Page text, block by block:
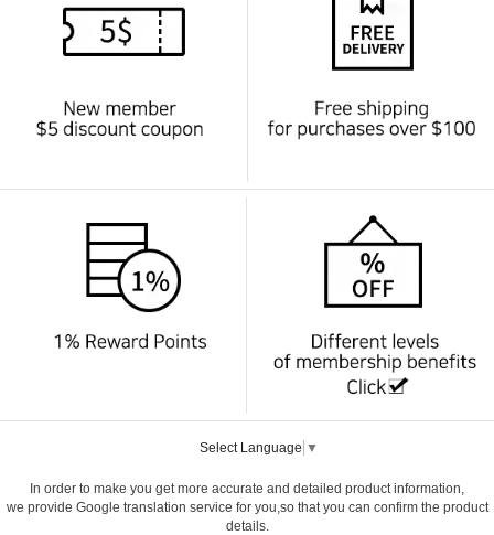
Select Language ▼
In order to make you get more accurate and detailed product information,
we provide Google translation service for you,so that you can confirm the product
details.